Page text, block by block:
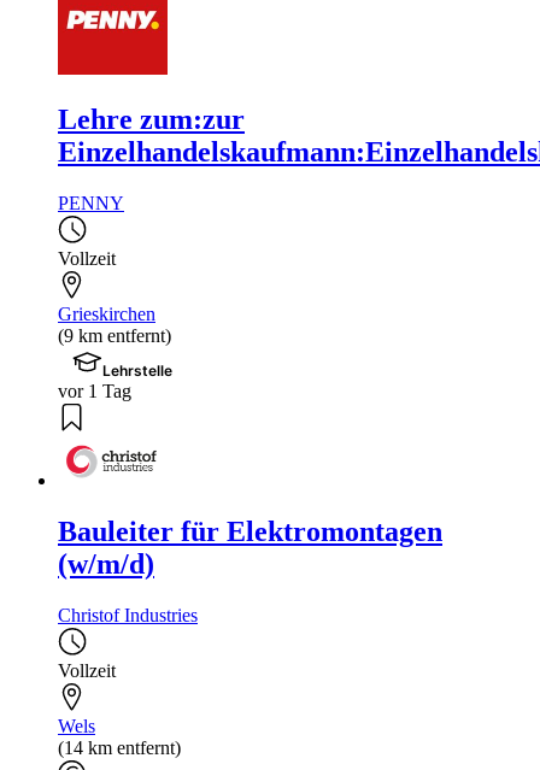
Lehre zum:zur
PENNY
Vollzeit
Grieskirchen
(9 km entfernt)
Lehrstelle
vor 1 Tag
Bauleiter für Elektromontagen
(w/m/d)
Christof Industries
Vollzeit
Wels
(14 km entfernt)